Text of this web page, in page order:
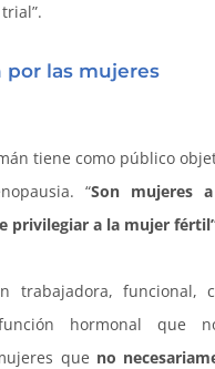
por las mujeres
tiene como público
“Son mujeres
privilegiar a la mujer
trabajadora, funcional,
hormonal que
que no